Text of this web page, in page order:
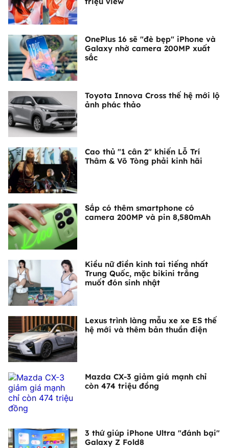
OnePlus 16 sẽ "đè bẹp" iPhone và
Galaxy nhờ camera 200MP xuất
sắc
Toyota Innova Cross thế hệ mới lộ
ảnh phác thảo
Cao thủ "1 cân 2" khiến Lỗ Trí
Thâm & Võ Tòng phải kinh hãi
Sắp có thêm smartphone có
camera 200MP và pin 8,580mAh
Kiều nữ điền kinh tai tiếng nhất
Trung Quốc, mặc bikini trắng
muốt đón sinh nhật
Lexus trình làng mẫu xe xe ES thế
hệ mới và thêm bản thuần điện
Mazda CX-3 giảm giá mạnh chỉ
còn 474 triệu đồng
3 thứ giúp iPhone Ultra "đánh bại"
Galaxy Z Fold8